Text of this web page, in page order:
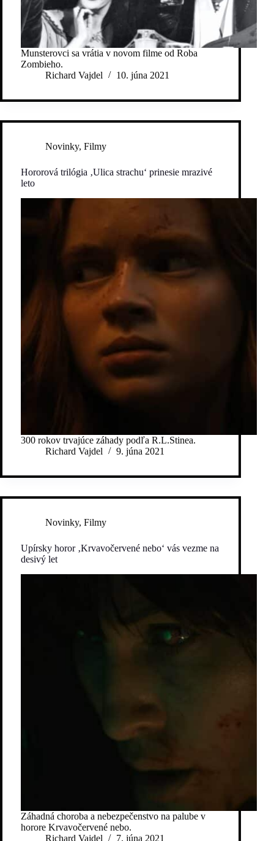
Munsterovci sa vrátia v novom filme od Roba
Zombieho.
Richard Vajdel
10. júna 2021
Novinky, Filmy
Hororová trilógia ‚Ulica strachu‘ prinesie mrazivé
leto
300 rokov trvajúce záhady podľa R.L.Stinea.
Richard Vajdel
9. júna 2021
Novinky, Filmy
Upírsky horor ‚Krvavočervené nebo‘ vás vezme na
desivý let
Záhadná choroba a nebezpečenstvo na palube v
horore Krvavočervené nebo.
Richard Vajdel
7. júna 2021